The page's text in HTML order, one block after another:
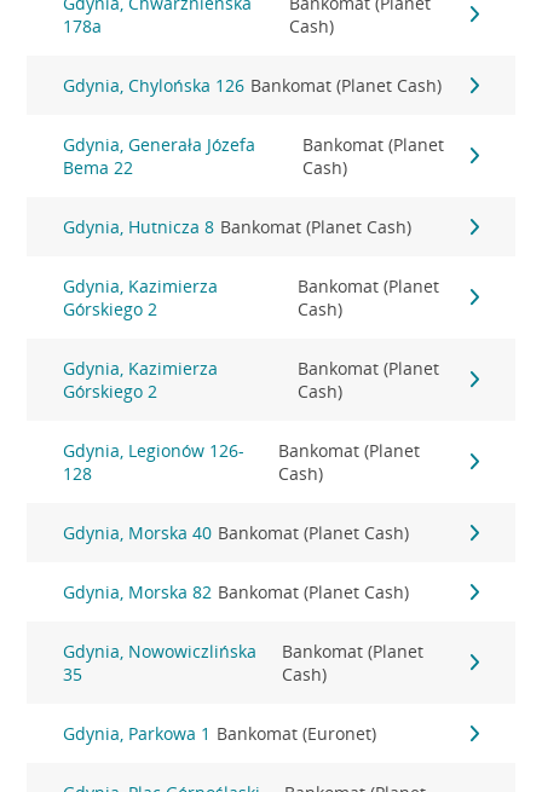
178a
Cash)
Gdynia, Chylońska 126 Bankomat (Planet Cash)
Gdynia, Generała Józefa
Bema 22
Bankomat (Planet
Cash)
Gdynia, Hutnicza 8 Bankomat (Planet Cash)
Gdynia, Kazimierza
Górskiego 2
Bankomat (Planet
Cash)
Gdynia, Kazimierza
Górskiego 2
Bankomat (Planet
Cash)
Gdynia, Legionów 126-
128
Bankomat (Planet
Cash)
Gdynia, Morska 40 Bankomat (Planet Cash)
Gdynia, Morska 82 Bankomat (Planet Cash)
Gdynia, Nowowiczlińska
35
Bankomat (Planet
Cash)
Gdynia, Parkowa 1 Bankomat (Euronet)